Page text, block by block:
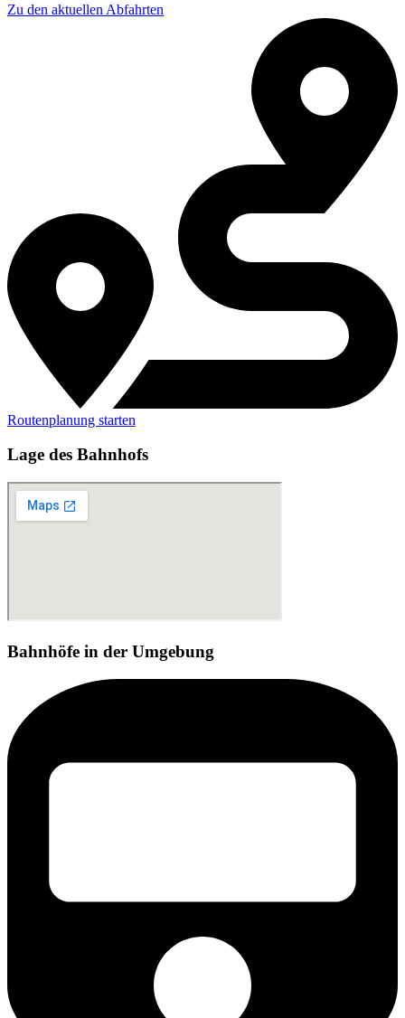
Zu den aktuellen Abfahrten
Routenplanung starten
Lage des Bahnhofs
Bahnhöfe in der Umgebung